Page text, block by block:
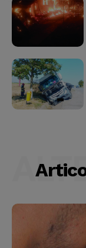
About
Contact us
Subscription
My account